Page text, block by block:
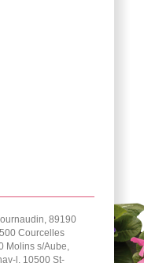
89190
Courcelles
Molins s/Aube,
l, 10500 St-